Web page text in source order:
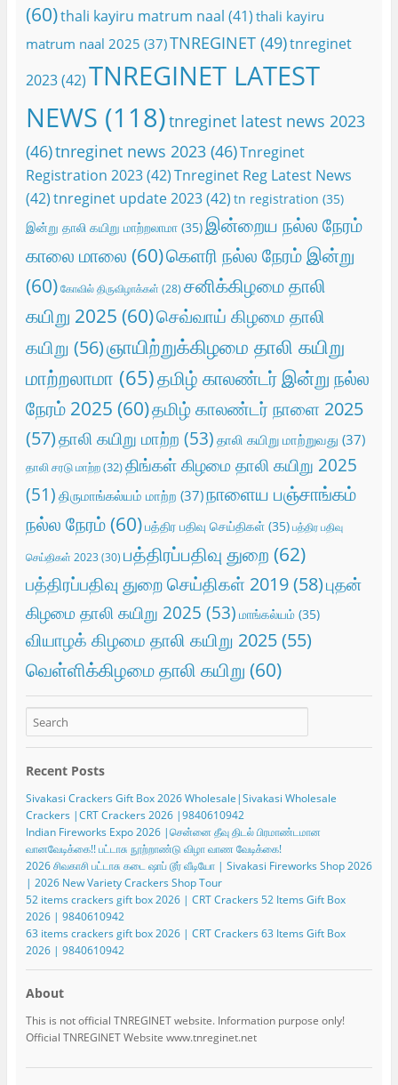
(60)thali kayiru matrum naal (41) thali kayiru
matrum naal 2025 (37)TNREGINET(49)tnreginet
2023(42)TNREGINET LATEST
NEWS (118)tnreginet latest news 2023
(46)tnreginet news 2023(46)Tnreginet
Registration 2023(42)Tnreginet Reg Latest News
(42)tnreginet update 2023(42) tn registration (35)
இன்று தாலி கயிறு மாற்றலாமா(35)இன்றைய நல்ல நேரம்
காலை மாலை (60)கெளரி நல்ல நேரம் இன்று
(60) கோவில் திருவிழாக்கள் (28) சனிக்கிழமை தாலி
கயிறு 2025 (60)செவ்வாய் கிழமை தாலி
கயிறு (56)ஞாயிற்றுக்கிழமை தாலி கயிறு
மாற்றலாமா (65)தமிழ் காலண்டர் இன்று நல்ல
நேரம் 2025 (60)தமிழ் காலண்டர் நாளை 2025
(57)தாலி கயிறு மாற்ற (53) தாலி கயிறு மாற்றுவது (37)
தாலி சரடு மாற்ற(32)திங்கள் கிழமை தாலி கயிறு 2025
(51) திருமாங்கல்யம் மாற்ற (37)நாளைய பஞ்சாங்கம்
நல்ல நேரம்(60)பத்திர பதிவு செய்திகள்(35) பத்திர பதிவு
செய்திகள் 2023 (30) பத்திரப்பதிவு துறை (62)
பத்திரப்பதிவு துறை செய்திகள் 2019(58)புதன்
கிழமை தாலி கயிறு 2025 (53) மாங்கல்யம்(35)
வியாழக் கிழமை தாலி கயிறு 2025(55)
வெள்ளிக்கிழமை தாலி கயிறு (60)
Recent Posts
Sivakasi Crackers Gift Box 2026 Wholesale|Sivakasi Wholesale
Crackers |CRT Crackers 2026 |9840610942
Indian Fireworks Expo 2026 |சென்னை தீவு திடல் பிரமாண்டமான
வானவேடிக்கை!! பட்டாசு நூற்றாண்டு விழா வாண வேடிக்கை!
2026 சிவகாசி பட்டாசு கடை ஷாப் டூர் வீடியோ | Sivakasi Fireworks Shop 2026
| 2026 New Variety Crackers Shop Tour
52 items crackers gift box 2026 | CRT Crackers 52 Items Gift Box
2026 | 9840610942
63 items crackers gift box 2026 | CRT Crackers 63 Items Gift Box
2026 | 9840610942
About
This is not official TNREGINET website. Information purpose only!
Official TNREGINET Website www.tnreginet.net